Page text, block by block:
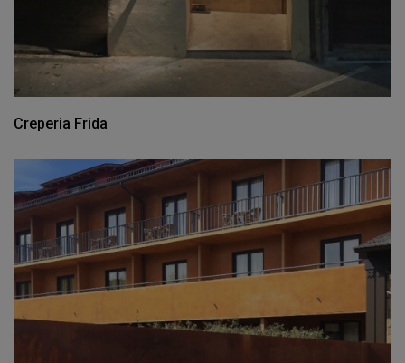
Creperia Frida